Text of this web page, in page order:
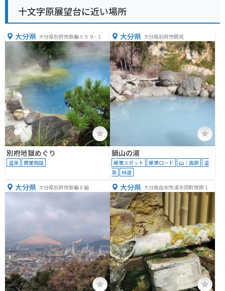
十文字原展望台に近い場所
大分県 大分県別府市鉄輪５５９−１
別府地獄めぐり
温泉 商業施設
大分県 大分県別府市鶴見
鍋山の湯
絶景スポット 絶景ロード 山｜高原
温
泉
林道
大分県 大分県別府市鉄輪８組 大分県 大分県由布市湯布院町塚原１２
３５